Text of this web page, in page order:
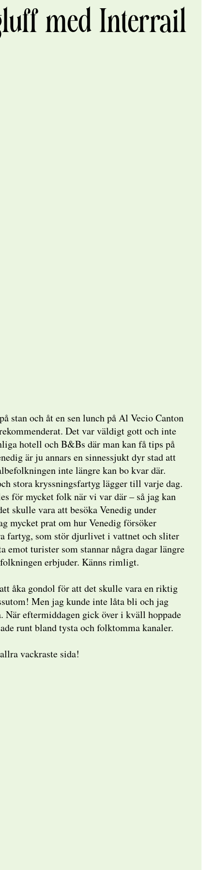
med Interrail
stan och åt en sen lunch på Al Vecio Canton
Det var väldigt gott och inte
hotell och B&Bs där man kan få tips på
är ju annars en sinnessjukt dyr stad att
inte längre kan bo kvar där.
stora kryssningsfartyg lägger till varje dag.
för mycket folk när vi var där – så jag kan
skulle vara att besöka Venedig under
mycket prat om hur Venedig försöker
fartyg, som stör djurlivet i vattnet och sliter
emot turister som stannar några dagar längre
erbjuder. Känns rimligt.
åka gondol för att det skulle vara en riktig
Men jag kunde inte låta bli och jag
När eftermiddagen gick över i kväll hoppade
runt bland tysta och folktomma kanaler.
vackraste sida!